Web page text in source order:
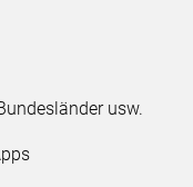
usw.